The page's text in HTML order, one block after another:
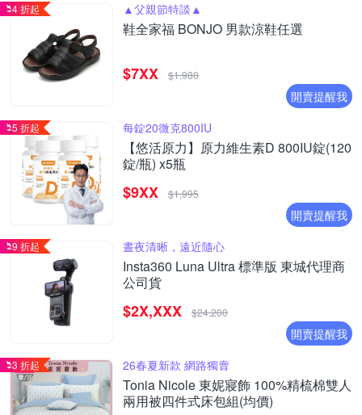
4 折起 ▲父親節特談▲
鞋全家福 BONJO 男款涼鞋任選
$7XX $1,980
開賣提醒我
5 折起 每錠20微克800IU
【悠活原力】原力維生素D 800IU錠(120
錠/瓶) x5瓶
$9XX $1,995
開賣提醒我
9 折起 晝夜清晰，遠近隨心
Insta360 Luna Ultra 標準版 東城代理商
公司貨
$2X,XXX $24,200
開賣提醒我
3 折起 26春夏新款 網路獨賣
Tonia Nicole 東妮寢飾 100%精梳棉雙人
兩用被四件式床包組(均價)